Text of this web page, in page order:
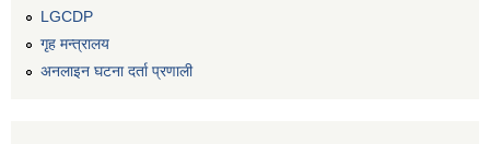
LGCDP
गृह मन्त्रालय
अनलाइन घटना दर्ता प्रणाली